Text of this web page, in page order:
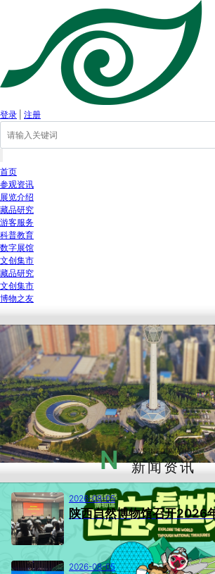
登录 注册
首页
参观资讯
展览介绍
藏品研究
游客服务
科普教育
数字展馆
文创集市
藏品研究
文创集市
博物之友
N EWS INFORMATION
新闻资讯
2026-08-05
陕西自然博物馆召开2026
2026-08-05